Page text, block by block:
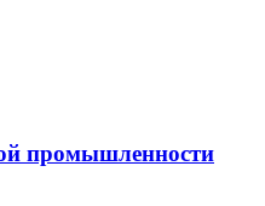
промышленности